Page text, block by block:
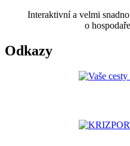
Interaktivní a velmi
o
Odkazy